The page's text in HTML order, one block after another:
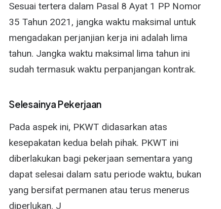
Sesuai tertera dalam Pasal 8 Ayat 1 PP Nomor
35 Tahun 2021, jangka waktu maksimal untuk
mengadakan perjanjian kerja ini adalah lima
tahun. Jangka waktu maksimal lima tahun ini
sudah termasuk waktu perpanjangan kontrak.
Selesainya Pekerjaan
Pada aspek ini, PKWT didasarkan atas
kesepakatan kedua belah pihak. PKWT ini
diberlakukan bagi pekerjaan sementara yang
dapat selesai dalam satu periode waktu, bukan
yang bersifat permanen atau terus menerus
diperlukan. J